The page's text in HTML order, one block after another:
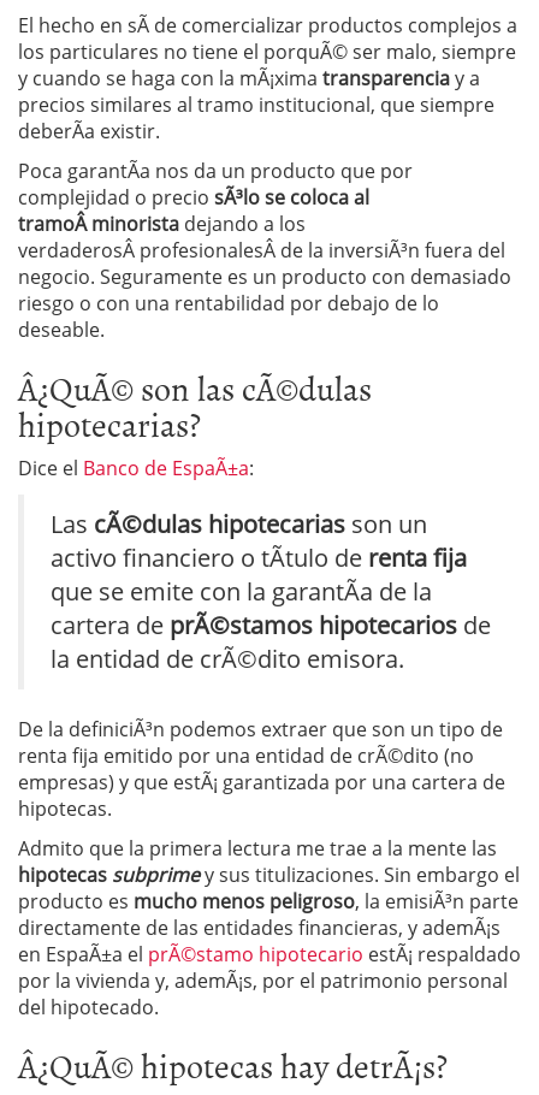
El hecho en sÃ­ de comercializar productos complejos a
los particulares no tiene el porquÃ© ser malo, siempre
y cuando se haga con la mÃ¡xima transparenciay a
precios similares al tramo institucional, que siempre
deberÃ­a existir.
Poca garantÃ­a nos da un producto que por
complejidad o precio sÃ³lo se coloca al
tramoÂ minorista dejando a los
verdaderosÂ profesionalesÂ de la inversiÃ³n fuera del
negocio. Seguramente es un producto con demasiado
riesgo o con una rentabilidad por debajo de lo
deseable.
Â¿QuÃ© son las cÃ©dulas
hipotecarias?
Dice el Banco de EspaÃ±a:
Las cÃ©dulas hipotecarias son un
activo financiero o tÃ­tulo de renta fija
que se emite con la garantÃ­a de la
cartera de prÃ©stamos hipotecarios de
la entidad de crÃ©dito emisora.
De la definiciÃ³n podemos extraer que son un tipo de
renta fija emitido por una entidad de crÃ©dito (no
empresas) y que estÃ¡ garantizada por una cartera de
hipotecas.
Admito que la primera lectura me trae a la mente las
hipotecas subprimey sus titulizaciones. Sin embargo el
producto es mucho menos peligroso, la emisiÃ³n parte
directamente de las entidades financieras, y ademÃ¡s
en EspaÃ±a el prÃ©stamo hipotecario estÃ¡ respaldado
por la vivienda y, ademÃ¡s, por el patrimonio personal
del hipotecado.
Â¿QuÃ© hipotecas hay detrÃ¡s?